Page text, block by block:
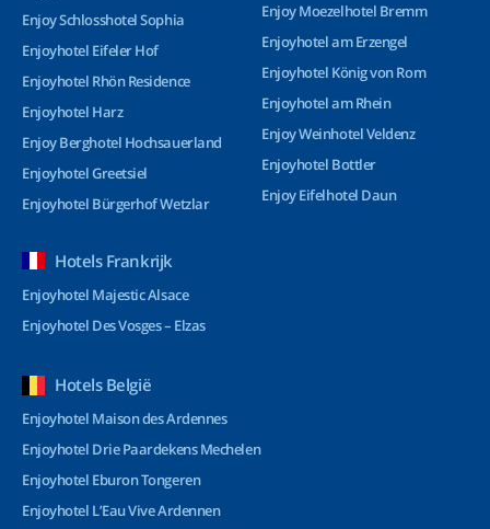
Enjoy Schlosshotel Sophia
Enjoyhotel Eifeler Hof
Enjoyhotel Rhön Residence
Enjoyhotel Harz
Enjoy Berghotel Hochsauerland
Enjoyhotel Greetsiel
Enjoyhotel Bürgerhof Wetzlar
Enjoy Moezelhotel Bremm
Enjoyhotel am Erzengel
Enjoyhotel König von Rom
Enjoyhotel am Rhein
Enjoy Weinhotel Veldenz
Enjoyhotel Bottler
Enjoy Eifelhotel Daun
Hotels Frankrijk
Enjoyhotel Majestic Alsace
Enjoyhotel Des Vosges – Elzas
Hotels België
Enjoyhotel Maison des Ardennes
Enjoyhotel Drie Paardekens Mechelen
Enjoyhotel Eburon Tongeren
Enjoyhotel L’Eau Vive Ardennen